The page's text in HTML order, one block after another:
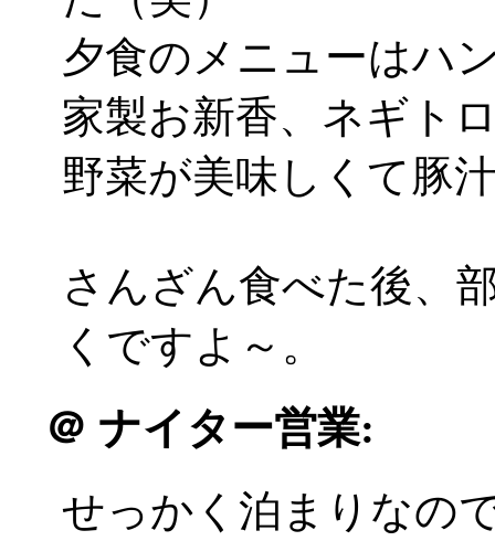
夕食のメニューはハ
家製お新香、ネギト
野菜が美味しくて豚
さんざん食べた後、
くですよ～。
＠ ナイター営業:
せっかく泊まりなの